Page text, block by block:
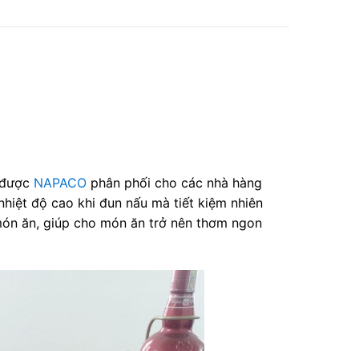
NAPACO phân phối cho các nhà hàng
độ cao khi đun nấu mà tiết kiệm nhiên
ăn, giúp cho món ăn trở nên thơm ngon